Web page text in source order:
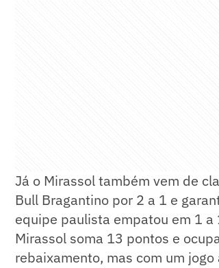
Já o Mirassol também vem de
Bull Bragantino por 2 a 1 e
equipe paulista empatou em 1 a
Mirassol soma 13 pontos e
rebaixamento, mas com um